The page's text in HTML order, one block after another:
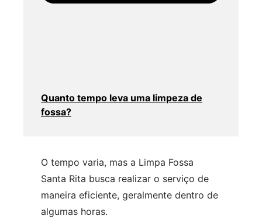
Quanto tempo leva uma limpeza de
fossa?
O tempo varia, mas a Limpa Fossa
Santa Rita busca realizar o serviço de
maneira eficiente, geralmente dentro de
algumas horas.